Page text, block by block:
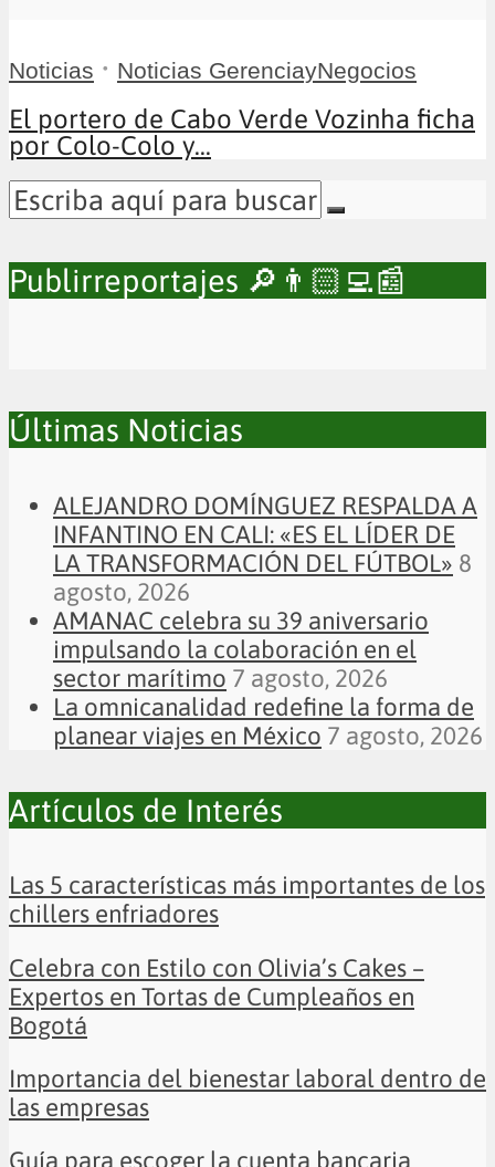
Noticias • Noticias GerenciayNegocios
El portero de Cabo Verde Vozinha ficha
por Colo-Colo y...
Publirreportajes 🔎👨🏻‍💻📰
Últimas Noticias
ALEJANDRO DOMÍNGUEZ RESPALDA A
INFANTINO EN CALI: «ES EL LÍDER DE
LA TRANSFORMACIÓN DEL FÚTBOL» 8
agosto, 2026
AMANAC celebra su 39 aniversario
impulsando la colaboración en el
sector marítimo 7 agosto, 2026
La omnicanalidad redefine la forma de
planear viajes en México 7 agosto, 2026
Artículos de Interés
Las 5 características más importantes de los
chillers enfriadores
Celebra con Estilo con Olivia’s Cakes –
Expertos en Tortas de Cumpleaños en
Bogotá
Importancia del bienestar laboral dentro de
las empresas
Guía para escoger la cuenta bancaria